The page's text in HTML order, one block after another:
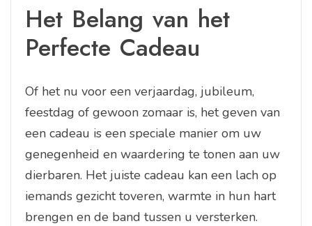
Het Belang van het
Perfecte Cadeau
Of het nu voor een verjaardag, jubileum,
feestdag of gewoon zomaar is, het geven van
een cadeau is een speciale manier om uw
genegenheid en waardering te tonen aan uw
dierbaren. Het juiste cadeau kan een lach op
iemands gezicht toveren, warmte in hun hart
brengen en de band tussen u versterken.